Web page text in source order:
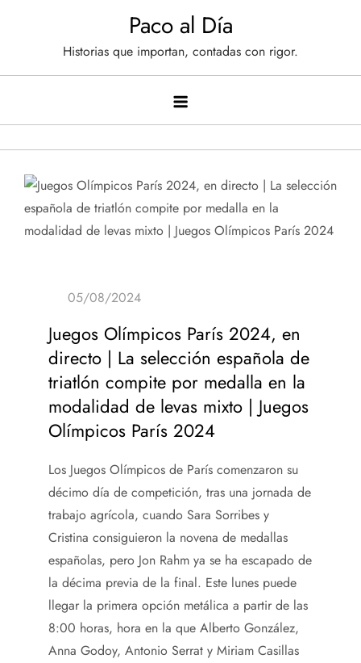
Paco al Día
Historias que importan, contadas con rigor.
Juegos Olímpicos París 2024, en
directo | La selección española de
triatlón compite por medalla en la
modalidad de levas mixto | Juegos
Olímpicos París 2024
Los Juegos Olímpicos de París comenzaron su
décimo día de competición, tras una jornada de
trabajo agrícola, cuando Sara Sorribes y
Cristina consiguieron la novena de medallas
españolas, pero Jon Rahm ya se ha escapado de
la décima previa de la final. Este lunes puede
llegar la primera opción metálica a partir de las
8:00 horas, hora en la que Alberto González,
Anna Godoy, Antonio Serrat y Miriam Casillas